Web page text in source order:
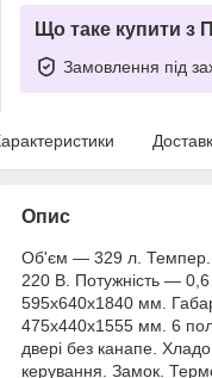
Що таке купити з
Замовлення під
Опис
Об'єм — 329 л. Темпер.
220 В. Потужність —
595x640x1840 мм.
475х440х1555 мм. 6
двері без канапе.
керування. Замок.